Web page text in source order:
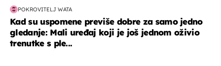
POKROVITELJ WATA
Kad su uspomene previše dobre za samo jedno
gledanje: Mali uređaj koji je još jednom oživio
trenutke s ple...